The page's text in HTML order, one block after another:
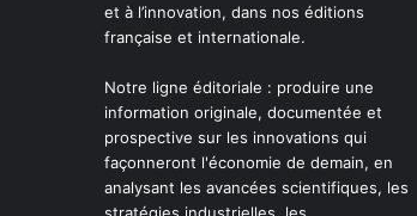
et à l’innovation, dans nos éditions
française et internationale.
Notre ligne éditoriale : produire une
information originale, documentée et
prospective sur les innovations qui
façonneront l'économie de demain, en
analysant les avancées scientifiques, les
stratégies industrielles, les